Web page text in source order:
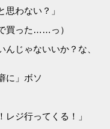
わない？」
買った……っ）
じゃないいか？な、
に」ボソ
ジ行ってくる！」